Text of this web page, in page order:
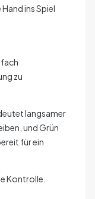
ins Spiel
zu
langsamer
und Grün
für ein
Kontrolle.